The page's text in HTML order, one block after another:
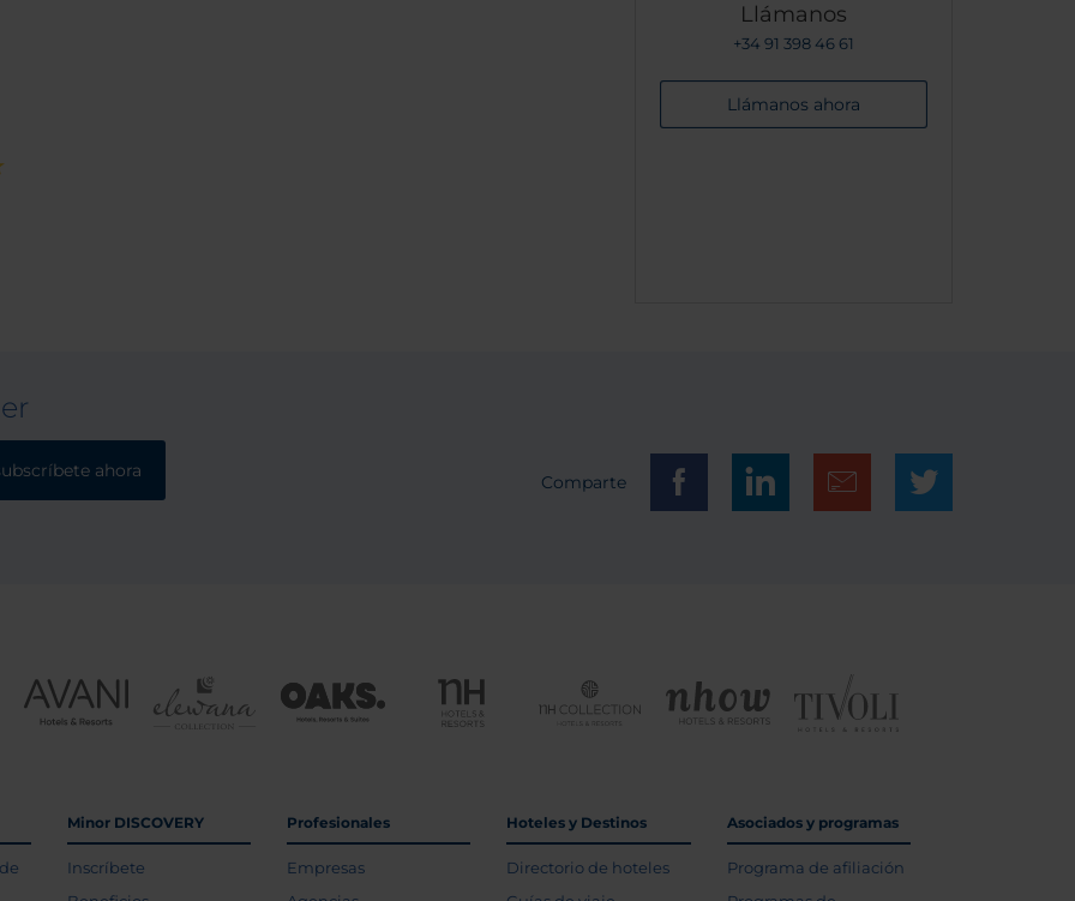
Llámanos
+34 91 398 46 61
Llámanos ahora
ahora
Comparte
Minor DISCOVERY
Inscríbete
Profesionales
Empresas
Hoteles y Destinos
Directorio de hoteles
Asociados y programas
Programa de afiliación